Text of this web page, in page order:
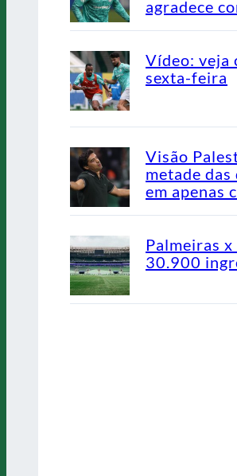
agradece
Vídeo: veja
sexta-feira
Visão
metade
em apenas
Palmeiras
30.900